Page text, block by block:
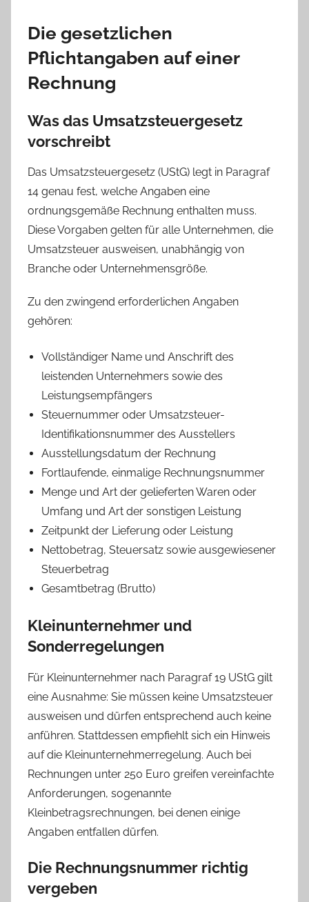
Die gesetzlichen
Pflichtangaben auf einer
Rechnung
Was das Umsatzsteuergesetz
vorschreibt
Das Umsatzsteuergesetz (UStG) legt in Paragraf
14 genau fest, welche Angaben eine
ordnungsgemäße Rechnung enthalten muss.
Diese Vorgaben gelten für alle Unternehmen, die
Umsatzsteuer ausweisen, unabhängig von
Branche oder Unternehmensgröße.
Zu den zwingend erforderlichen Angaben
gehören:
Vollständiger Name und Anschrift des
leistenden Unternehmers sowie des
Leistungsempfängers
Steuernummer oder Umsatzsteuer-
Identifikationsnummer des Ausstellers
Ausstellungsdatum der Rechnung
Fortlaufende, einmalige Rechnungsnummer
Menge und Art der gelieferten Waren oder
Umfang und Art der sonstigen Leistung
Zeitpunkt der Lieferung oder Leistung
Nettobetrag, Steuersatz sowie ausgewiesener
Steuerbetrag
Gesamtbetrag (Brutto)
Kleinunternehmer und
Sonderregelungen
Für Kleinunternehmer nach Paragraf 19 UStG gilt
eine Ausnahme: Sie müssen keine Umsatzsteuer
ausweisen und dürfen entsprechend auch keine
anführen. Stattdessen empfiehlt sich ein Hinweis
auf die Kleinunternehmerregelung. Auch bei
Rechnungen unter 250 Euro greifen vereinfachte
Anforderungen, sogenannte
Kleinbetragsrechnungen, bei denen einige
Angaben entfallen dürfen.
Die Rechnungsnummer richtig
vergeben